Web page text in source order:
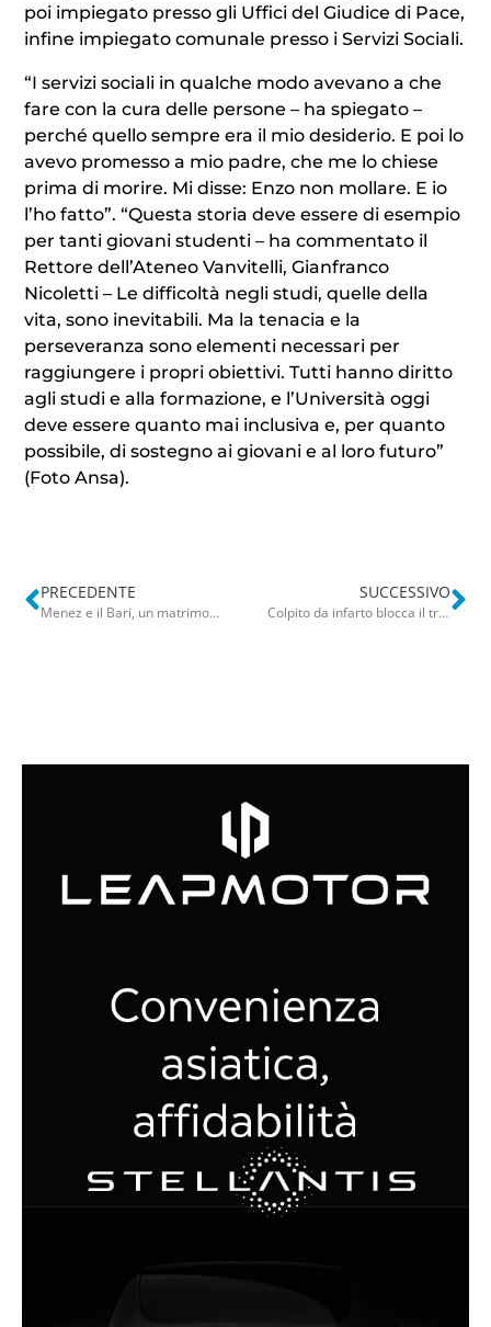
poi impiegato presso gli Uffici del Giudice di Pace,
infine impiegato comunale presso i Servizi Sociali.
“I servizi sociali in qualche modo avevano a che
fare con la cura delle persone – ha spiegato –
perché quello sempre era il mio desiderio. E poi lo
avevo promesso a mio padre, che me lo chiese
prima di morire. Mi disse: Enzo non mollare. E io
l’ho fatto”. “Questa storia deve essere di esempio
per tanti giovani studenti – ha commentato il
Rettore dell’Ateneo Vanvitelli, Gianfranco
Nicoletti – Le difficoltà negli studi, quelle della
vita, sono inevitabili. Ma la tenacia e la
perseveranza sono elementi necessari per
raggiungere i propri obiettivi. Tutti hanno diritto
agli studi e alla formazione, e l’Università oggi
deve essere quanto mai inclusiva e, per quanto
possibile, di sostegno ai giovani e al loro futuro”
(Foto Ansa).
PRECEDENTE
Menez e il Bari, un matrimonio mai decollato e segnato dagli infortuni. Ora è ufficiale: rescisso il contratto
SUCCESSIVO
Colpito da infarto blocca il treno prima di morire: così il macchinista Antonio D’Acci ha salvato 87 passeggeri